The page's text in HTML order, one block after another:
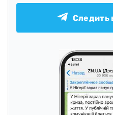
Следить